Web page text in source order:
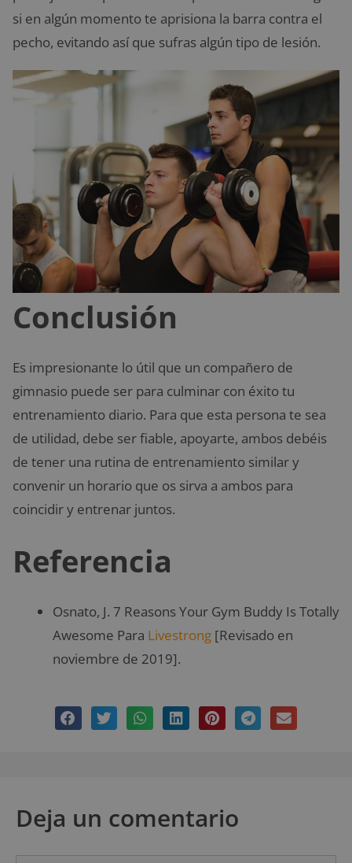
si en algún momento te aprisiona la barra contra el
pecho, evitando así que sufras algún tipo de lesión.
Conclusión
Es impresionante lo útil que un compañero de
gimnasio puede ser para culminar con éxito tu
entrenamiento diario. Para que esta persona te sea
de utilidad, debe ser fiable, apoyarte, ambos debéis
de tener una rutina de entrenamiento similar y
convenir un horario que os sirva a ambos para
coincidir y entrenar juntos.
Referencia
Osnato, J. 7 Reasons Your Gym Buddy Is Totally
Awesome Para Livestrong [Revisado en
noviembre de 2019].
Deja un comentario